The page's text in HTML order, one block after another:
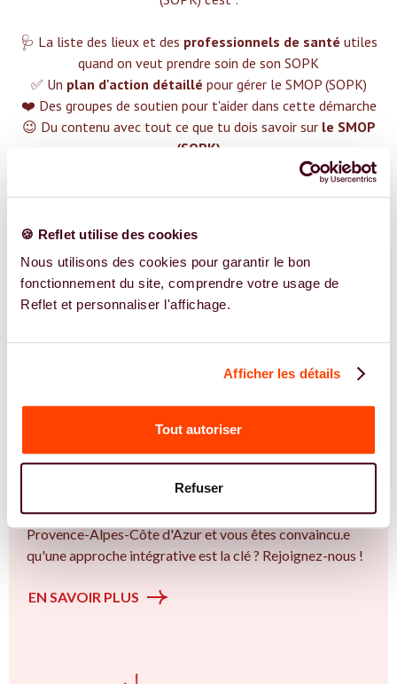
🍪 Reflet utilise des cookies
Nous utilisons des cookies pour garantir le bon
fonctionnement du site, comprendre votre usage de
Reflet et personnaliser l'affichage.
Afficher les détails
Tout autoriser
Refuser
🩺 La liste des lieux et des professionnels de santé utiles
quand on veut prendre soin de son SOPK
✅ Un plan d'action détaillé pour gérer le SMOP (SOPK)
❤️ Des groupes de soutien pour t'aider dans cette démarche
😉 Du contenu avec tout ce que tu dois savoir sur le SMOP
(SOPK)
Plus de 400 femmes déjà accompagnées !
Vous êtes Sage Femme expert.e.s en SMOP
l'accompagnement des femmes et des couples sur la
thématique de la fertilité et particulièrement sur le Bien
plus qu’un trouble de la fertilité. Vous êtes à Gap ou en
Provence-Alpes-Côte d'Azur et vous êtes convaincu.e
qu'une approche intégrative est la clé ? Rejoignez-nous !
EN SAVOIR PLUS